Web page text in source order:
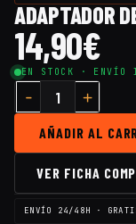
ADAPTADOR
14,90€
EN STOCK · ENVÍO
AÑADIR AL
VER FICHA
ENVÍO 24/48H ·